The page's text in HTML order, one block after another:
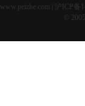
www.peizhe.com 沪ICP备
©